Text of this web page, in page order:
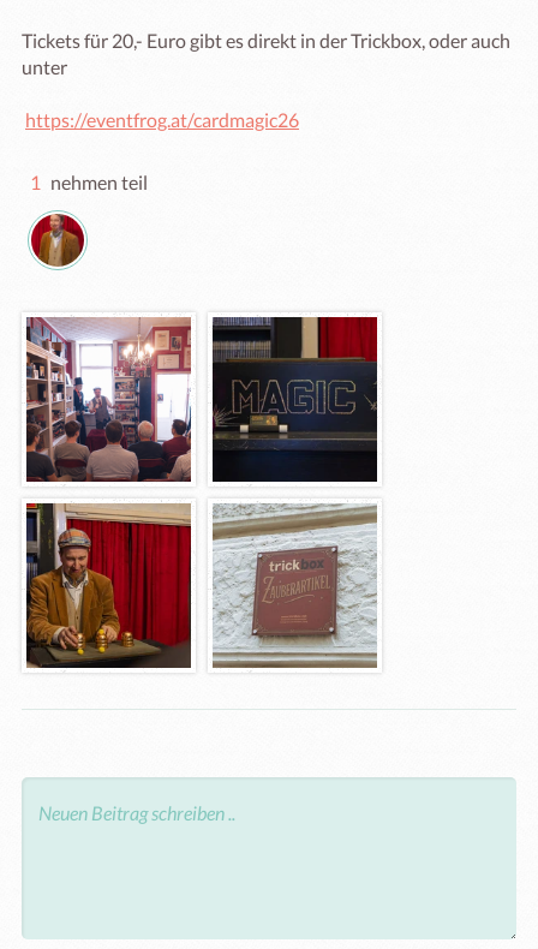
Tickets für 20,- Euro gibt es direkt in der Trickbox, oder auch
unter
https://eventfrog.at/cardmagic26
1 nehmen teil